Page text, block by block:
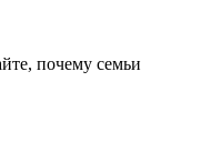
почему семьи